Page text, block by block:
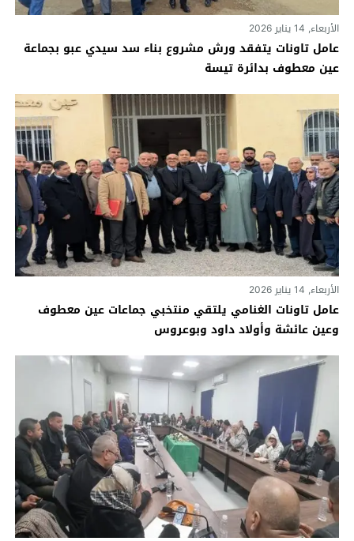
الأربعاء, 14 يناير 2026
عامل تاونات يتفقد ورش مشروع بناء سد سيدي عبو بجماعة
عين معطوف بدائرة تيسة
الأربعاء, 14 يناير 2026
عامل تاونات الغنامي يلتقي منتخبي جماعات عين معطوف
وعين عائشة وأولاد داود وبوعروس